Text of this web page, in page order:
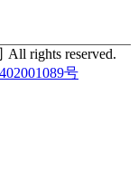
rights reserved.
号